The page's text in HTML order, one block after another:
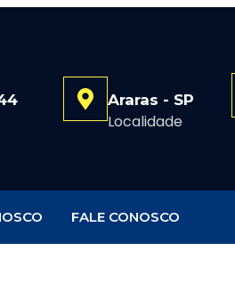
Araras - SP
Localidade
FALE CONOSCO